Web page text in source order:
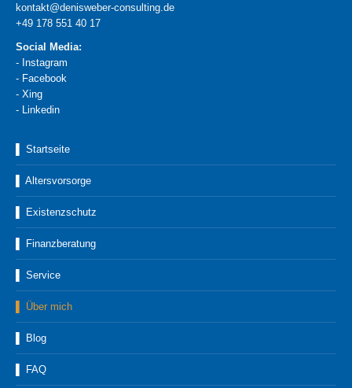
kontakt@denisweber-consulting.de
+49 178 551 40 17
Social Media:
- Instagram
- Facebook
- Xing
-
Linkedin
▌ Startseite
▌ Altersvorsorge
▌ Existenzschutz
▌ Finanzberatung
▌ Service
▌ Über mich
▌ Blog
▌ FAQ